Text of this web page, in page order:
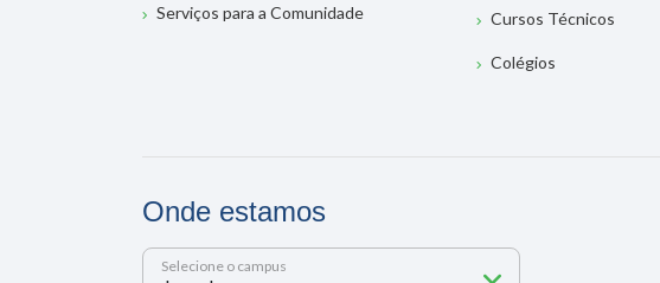
Serviços para a Comunidade Cursos Técnicos
Colégios
Onde estamos
Selecione o campus